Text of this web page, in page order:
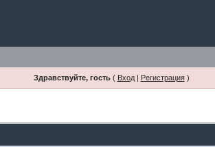
Здравствуйте, гость( Вход| Регистрация)